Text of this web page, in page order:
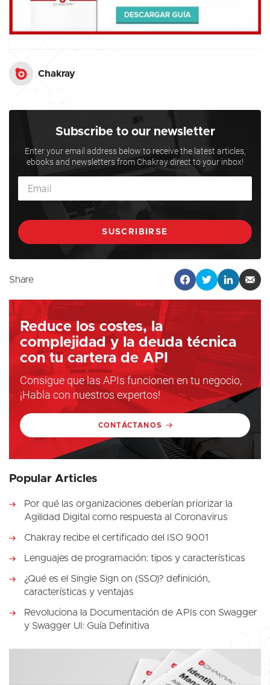
Chakray
Subscribe to our newsletter
Enter your email address below to receive the latest articles,
ebooks and newsletters from Chakray direct to your inbox!
Share
Reduce los costes, la
complejidad y la deuda técnica
con tu cartera de API
Consigue que las APIs funcionen en tu negocio,
¡Habla con nuestros expertos!
CONTÁCTANOS
Popular Articles
Por qué las organizaciones deberían priorizar la
Agilidad Digital como respuesta al Coronavirus
Chakray recibe el certificado del ISO 9001
Lenguajes de programación: tipos y características
¿Qué es el Single Sign on (SSO)? definición,
características y ventajas
Revoluciona la Documentación de APIs con Swagger
y Swagger UI: Guía Definitiva